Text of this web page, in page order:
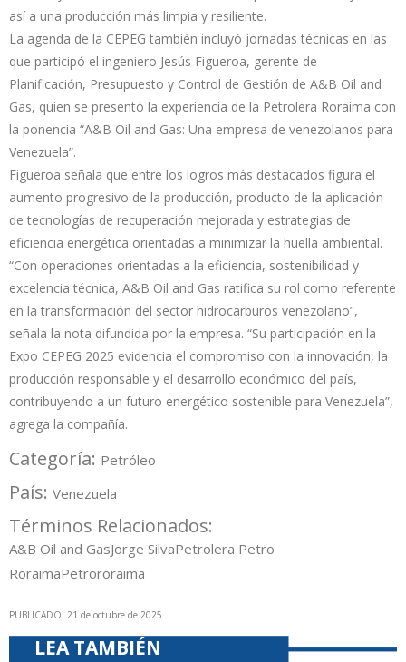
así a una producción más limpia y resiliente.
La agenda de la CEPEG también incluyó jornadas técnicas en las
que participó el ingeniero Jesús Figueroa, gerente de
Planificación, Presupuesto y Control de Gestión de A&B Oil and
Gas, quien se presentó la experiencia de la Petrolera Roraima con
la ponencia “A&B Oil and Gas: Una empresa de venezolanos para
Venezuela”.
Figueroa señala que entre los logros más destacados figura el
aumento progresivo de la producción, producto de la aplicación
de tecnologías de recuperación mejorada y estrategias de
eficiencia energética orientadas a minimizar la huella ambiental.
“Con operaciones orientadas a la eficiencia, sostenibilidad y
excelencia técnica, A&B Oil and Gas ratifica su rol como referente
en la transformación del sector hidrocarburos venezolano”,
señala la nota difundida por la empresa. “Su participación en la
Expo CEPEG 2025 evidencia el compromiso con la innovación, la
producción responsable y el desarrollo económico del país,
contribuyendo a un futuro energético sostenible para Venezuela”,
agrega la compañía.
Categoría: Petróleo
País: Venezuela
Términos Relacionados:
A&B Oil and GasJorge SilvaPetrolera Petro
RoraimaPetrororaima
PUBLICADO: 21 de octubre de 2025
LEA TAMBIÉN